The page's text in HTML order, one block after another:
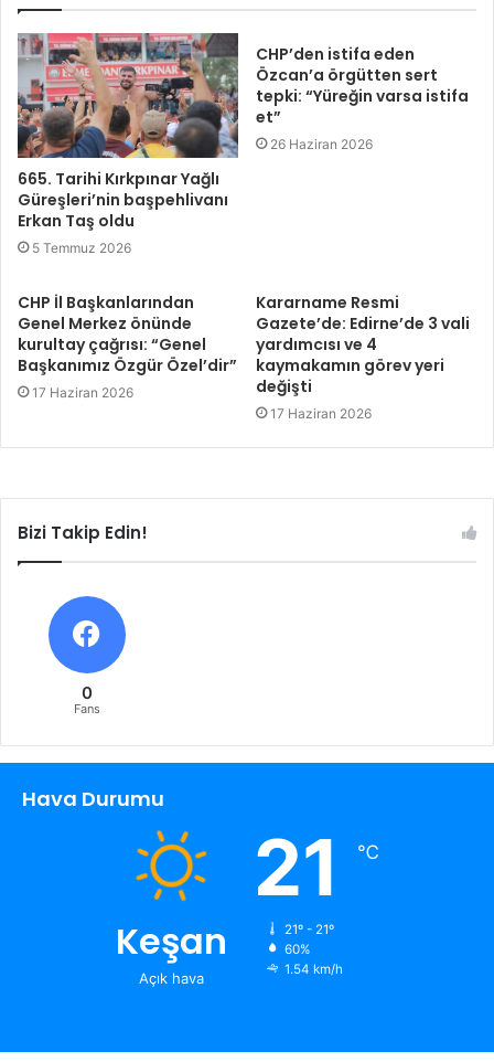
665. Tarihi Kırkpınar Yağlı
Güreşleri’nin başpehlivanı
Erkan Taş oldu
5 Temmuz 2026
CHP’den istifa eden
Özcan’a örgütten sert
tepki: “Yüreğin varsa istifa
et”
26 Haziran 2026
CHP İl Başkanlarından
Genel Merkez önünde
kurultay çağrısı: “Genel
Başkanımız Özgür Özel’dir”
17 Haziran 2026
Kararname Resmi
Gazete’de: Edirne’de 3 vali
yardımcısı ve 4
kaymakamın görev yeri
değişti
17 Haziran 2026
Bizi Takip Edin!
0
Fans
Hava Durumu
Keşan
Açık hava
21 ℃
21º - 21º
60%
1.54 km/h